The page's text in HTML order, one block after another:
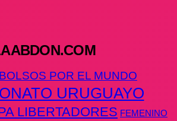
BOLSOS POR EL MUNDO
URUGUAYO
LIBERTADORES FEMENINO